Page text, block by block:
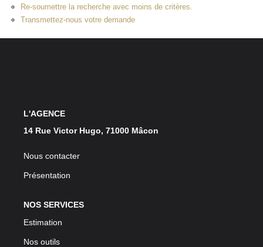
Re-soumettre la recherche avec moins de critères.
Transmettez-nous votre demande
L'AGENCE
14 Rue Victor Hugo, 71000 Mâcon
Nous contacter
Présentation
NOS SERVICES
Estimation
Nos outils